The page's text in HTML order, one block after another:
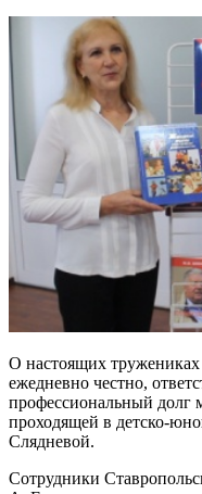
О настоящих
ежедневно честно,
профессиональный долг
проходящей в детско-
Слядневой.
Сотрудники